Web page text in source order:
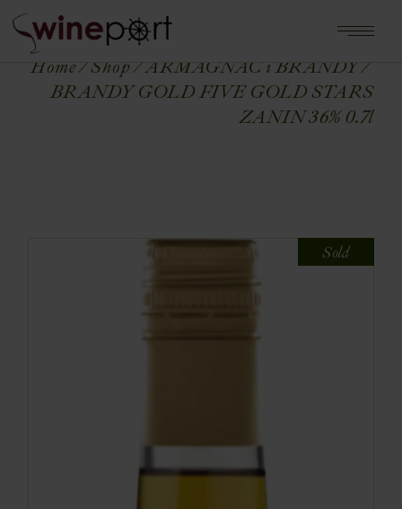
Home Shop
ARMAGNAC i BRANDY
BRANDY GOLD FIVE GOLD STARS
ZANIN 36% 0.7l
Sold